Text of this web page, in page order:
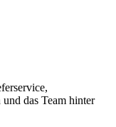
das Team hinter